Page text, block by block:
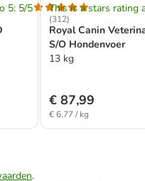
5: 5/5 This is a stars rating
(312)
Royal Canin
S/O Hondenvoer
13 kg
€ 87,99
€ 6,77 / kg
.